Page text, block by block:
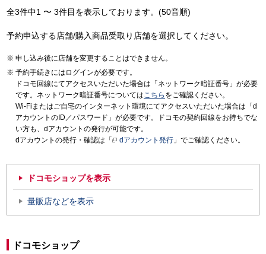
全3件中1 〜 3件目を表示しております。(50音順)
予約申込する店舗/購入商品受取り店舗を選択してください。
申し込み後に店舗を変更することはできません。
予約手続きにはログインが必要です。
ドコモ回線にてアクセスいただいた場合は「ネットワーク暗証番号」が必要
です。ネットワーク暗証番号についてはこちら をご確認ください。
Wi-Fiまたはご自宅のインターネット環境にてアクセスいただいた場合は「d
アカウントのID／パスワード」が必要です。ドコモの契約回線をお持ちでな
い方も、dアカウントの発行が可能です。
dアカウントの発行・確認は「
dアカウント発行 」でご確認ください。
ドコモショップを表示
量販店などを表示
ドコモショップ